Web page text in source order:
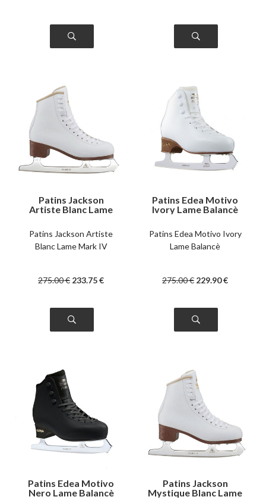
Patins Jackson
Artiste Blanc Lame
Patins Jackson Artiste
Blanc Lame Mark IV
275.00€ 233.75€
Patins Edea Motivo
Ivory Lame Balancè
Patins Edea Motivo Ivory
Lame Balancè
275.00€ 229.90€
Patins Edea Motivo
Nero Lame Balancè
Patins Jackson
Mystique Blanc Lame